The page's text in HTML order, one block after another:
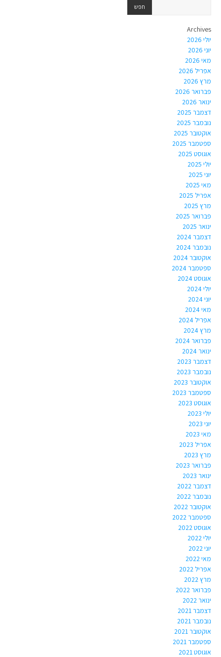
Archives
יולי 2026
יוני 2026
מאי 2026
אפריל 2026
מרץ 2026
פברואר 2026
ינואר 2026
דצמבר 2025
נובמבר 2025
אוקטובר 2025
ספטמבר 2025
אוגוסט 2025
יולי 2025
יוני 2025
מאי 2025
אפריל 2025
מרץ 2025
פברואר 2025
ינואר 2025
דצמבר 2024
נובמבר 2024
אוקטובר 2024
ספטמבר 2024
אוגוסט 2024
יולי 2024
יוני 2024
מאי 2024
אפריל 2024
מרץ 2024
פברואר 2024
ינואר 2024
דצמבר 2023
נובמבר 2023
אוקטובר 2023
ספטמבר 2023
אוגוסט 2023
יולי 2023
יוני 2023
מאי 2023
אפריל 2023
מרץ 2023
פברואר 2023
ינואר 2023
דצמבר 2022
נובמבר 2022
אוקטובר 2022
ספטמבר 2022
אוגוסט 2022
יולי 2022
יוני 2022
מאי 2022
אפריל 2022
מרץ 2022
פברואר 2022
ינואר 2022
דצמבר 2021
נובמבר 2021
אוקטובר 2021
ספטמבר 2021
אוגוסט 2021